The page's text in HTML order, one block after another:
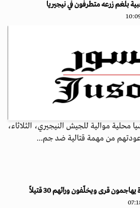
محلية موالية للجيش النيجيري، الثلاثاء،
عودتهم من مهمة قتالية ضد جم...
قرى ويخلّفون ورائهم 30 قتيلاً